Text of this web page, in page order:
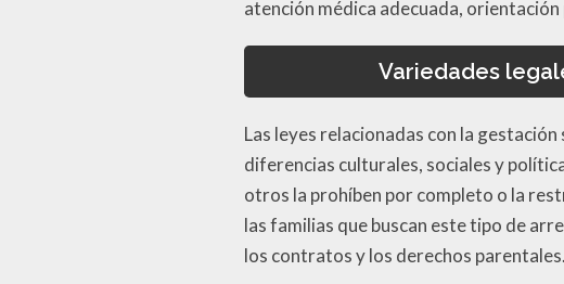
atención médica adecuada,
Variedades
Las leyes relacionadas con la
diferencias culturales, sociales y
otros la prohíben por completo o la
las familias que buscan este tipo de
los contratos y los derechos parentales.